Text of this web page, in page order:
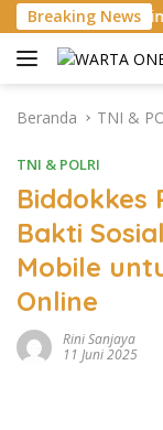
Langsung
ke
konten
Breaking News
Besar
Beranda TNI &
TNI & POLRI
Biddokkes
Bakti
Mobile
Online
Rini Sanjaya
11 Juni 2025